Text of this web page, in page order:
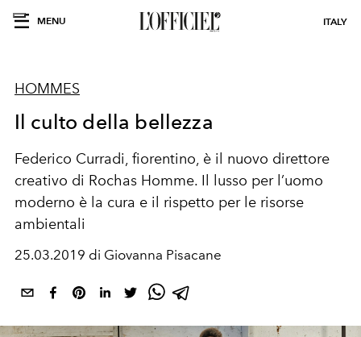
MENU ITALY
HOMMES
Il culto della bellezza
Federico Curradi, fiorentino, è il nuovo direttore
creativo di Rochas Homme. Il lusso per l’uomo
moderno è la cura e il rispetto per le risorse
ambientali
25.03.2019 di Giovanna Pisacane